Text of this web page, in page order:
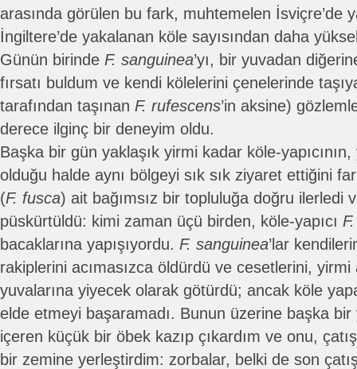
arasında görülen bu fark, muhtemelen İsviçre’de
İngiltere’de yakalanan köle sayısından daha
Günün birinde F. sanguinea’yı, bir yuvadan
fırsatı buldum ve kendi kölelerini çenelerinde
tarafından taşınan F. rufescens’in aksine)
derece ilginç bir deneyim oldu.
Başka bir gün yaklaşık yirmi kadar köle-
olduğu halde aynı bölgeyi sık sık ziyaret ettiğini
(F. fusca) ait bağımsız bir topluluğa doğru ilerledi
püskürtüldü: kimi zaman üçü birden, köle-yapıcı
bacaklarına yapışıyordu. F. sanguinea’lar
rakiplerini acımasızca öldürdü ve cesetlerini,
yuvalarına yiyecek olarak götürdü; ancak köle
elde etmeyi başaramadı. Bunun üzerine başka
içeren küçük bir öbek kazıp çıkardım ve onu,
bir zemine yerleştirdim: zorbalar, belki de son